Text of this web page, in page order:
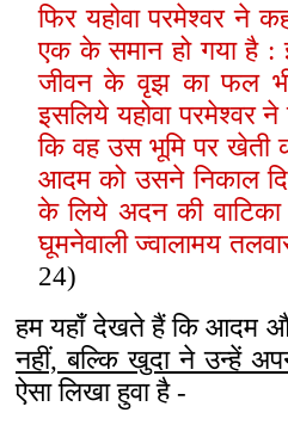
फिरयहोवा परमेश्वर ने
एक के समान हो गया है :
जीवन के वृझ का फल
इसलिये यहोवा परमेश्वर
कि वह उस भूमि पर खेती
आदम को उसने निकाल
के लिये अदन की
घूमनेवाली ज्वालामय
24)
हम यहाँ देखते हैं कि आदम
नहीं, बल्कि खुदा ने उन्हें
ऐसा लिखा हुवा है -